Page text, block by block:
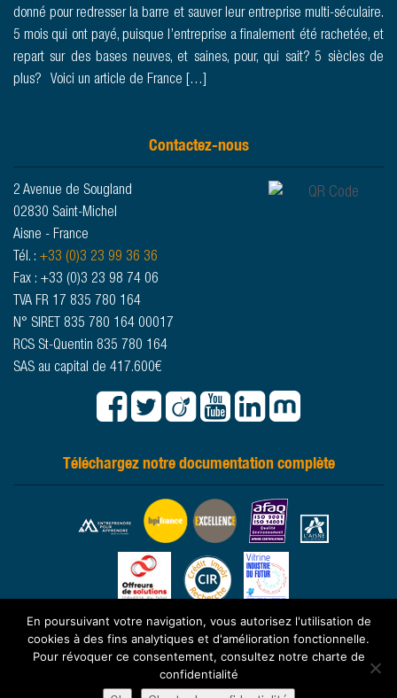
STOCKS
PIÈCES,
APPROVISIONNEMENT &
donné pour redresser la barre et sauver leur entreprise multi-séculaire.
5 mois qui ont payé, puisque l’entreprise a finalement été rachetée, et
repart sur des bases neuves, et saines, pour, qui sait? 5 siècles de
plus? Voici un article de France […]
Contactez-nous
2 Avenue de Sougland
02830 Saint-Michel
Aisne - France
Tél. : +33 (0)3 23 99 36 36
Fax : +33 (0)3 23 98 74 06
TVA FR 17 835 780 164
N° SIRET 835 780 164 00017
RCS St-Quentin 835 780 164
SAS au capital de 417.600€
Téléchargez notre documentation complète
© 2026 -www.sougland.fr- Tous droits réservés - Mentions légales-
Charte de confidentialité-Plan du site
En poursuivant votre navigation, vous autorisez l'utilisation de
cookies à des fins analytiques et d'amélioration fonctionnelle.
Pour révoquer ce consentement, consultez notre charte de
confidentialité